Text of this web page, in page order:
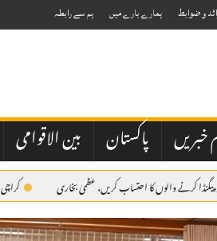
و ضوابط ہمارے بارے میں ہم سے رابطہ
پاکستان بین الاقوامی
کرنے والوں کا احتساب کریں، عظمیٰ بخاری
کو اپنی سرزمین استعمال نہیں کرنے دی، صدر پزشکیان